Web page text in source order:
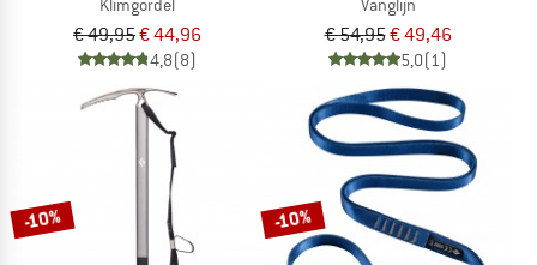
Klimgordel
€ 49,95€ 44,96
4,8(8)
Vanglijn
€ 54,95€ 49,46
5,0(1)
-10% -10%